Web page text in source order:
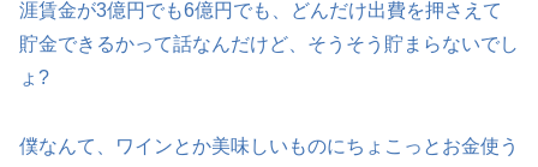
涯賃金が3億円でも6億円でも、どんだけ出費を押さえて
貯金できるかって話なんだけど、そうそう貯まらないでし
ょ?
僕なんて、ワインとか美味しいものにちょこっとお金使う